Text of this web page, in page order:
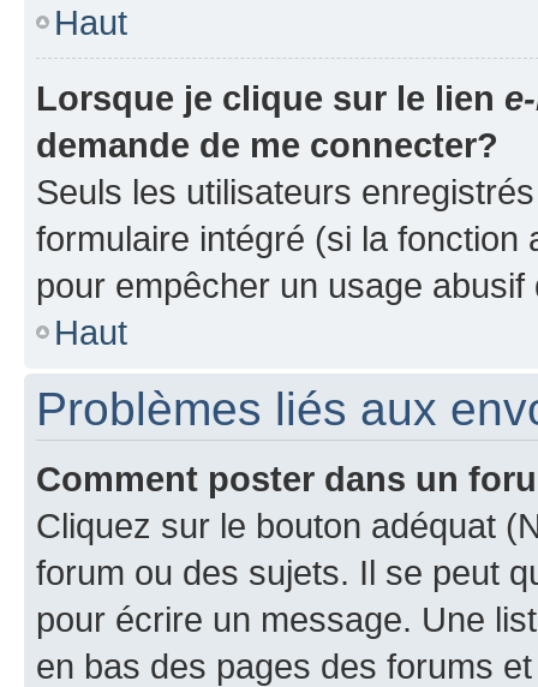
Haut
Lorsque je clique sur le lien
demande de me connecter?
Seuls les utilisateurs
formulaire intégré (si la fonction
pour empêcher un usage
Haut
Problèmes liés aux
Comment poster dans un
Cliquez sur le bouton adéquat
forum ou des sujets. Il se peut
pour écrire un message. Une
en bas des pages des forums